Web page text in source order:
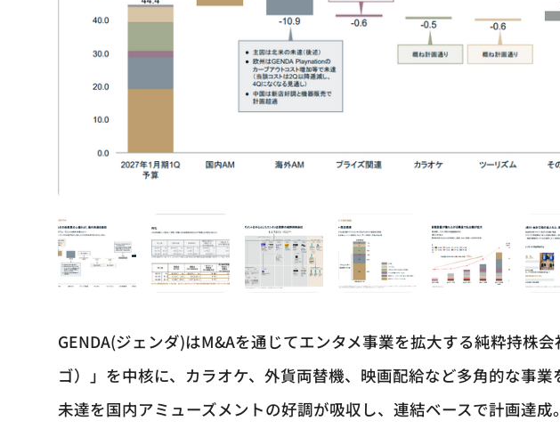
GENDA(ジェンダ)はM&Aを通じてエンタメ事業を拡大する純粋持株
ゴ）」を中核に、カラオケ、外貨両替機、映画配給など多角的な事
未達を国内アミューズメントの好調が吸収し、連結ベースで計画達